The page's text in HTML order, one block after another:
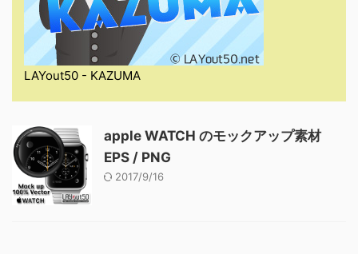
LAYout50 - KAZUMA
apple WATCH のモックアップ素材
EPS / PNG
2017/9/16